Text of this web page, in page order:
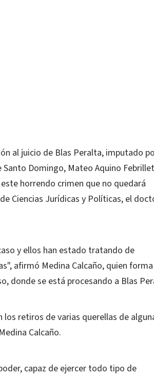
al juicio de Blas Peralta, imputado
Domingo, Mateo Aquino
horrendo crimen que no quedará
Ciencias Jurídicas y Políticas, el
y ellos han estado tratando de
afirmó Medina Calcaño, quien forma
donde se está procesando a Blas
retiros de varias querellas de
Calcaño.
capaz de ejercer todo tipo de